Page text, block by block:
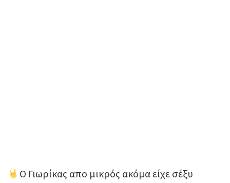
Ο Γιωρίκας απο μικρός ακόμα είχε σέξυ